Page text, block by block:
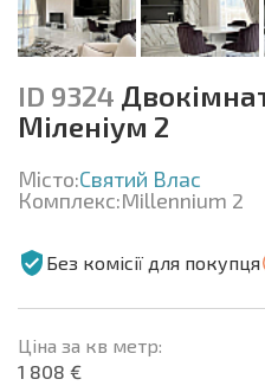
ID 9324
Міленіум 2
Місто:Святий Влас
Комплекс:Millennium 2
Без комісії для покупця
Ціна за кв метр:
1 808 €